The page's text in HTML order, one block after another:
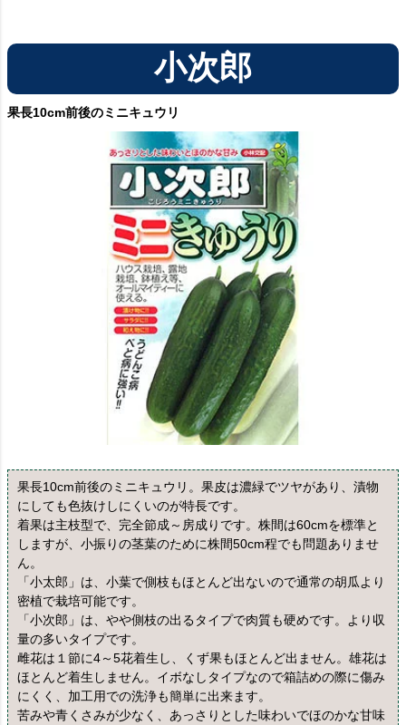
小次郎
果長10cm前後のミニキュウリ
果長10cm前後のミニキュウリ。果皮は濃緑でツヤがあり、漬物
にしても色抜けしにくいのが特長です。
着果は主枝型で、完全節成～房成りです。株間は60cmを標準と
しますが、小振りの茎葉のために株間50cm程でも問題ありませ
ん。
「小太郎」は、小葉で側枝もほとんど出ないので通常の胡瓜より
密植で栽培可能です。
「小次郎」は、やや側枝の出るタイプで肉質も硬めです。より収
量の多いタイプです。
雌花は１節に4～5花着生し、くず果もほとんど出ません。雄花は
ほとんど着生しません。イボなしタイプなので箱詰めの際に傷み
にくく、加工用での洗浄も簡単に出来ます。
苦みや青くさみが少なく、あっさりとした味わいでほのかな甘味